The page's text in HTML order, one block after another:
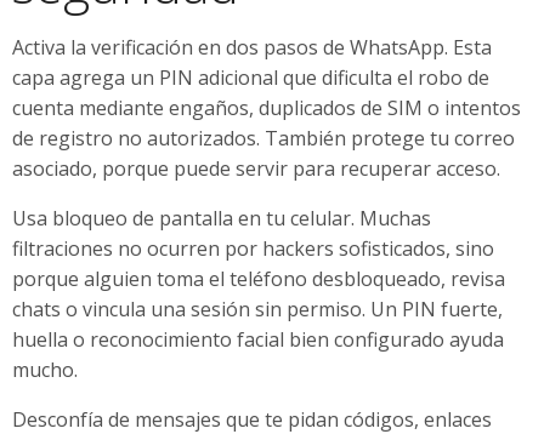
Activa la verificación en dos pasos de WhatsApp. Esta
capa agrega un PIN adicional que dificulta el robo de
cuenta mediante engaños, duplicados de SIM o intentos
de registro no autorizados. También protege tu correo
asociado, porque puede servir para recuperar acceso.
Usa bloqueo de pantalla en tu celular. Muchas
filtraciones no ocurren por hackers sofisticados, sino
porque alguien toma el teléfono desbloqueado, revisa
chats o vincula una sesión sin permiso. Un PIN fuerte,
huella o reconocimiento facial bien configurado ayuda
mucho.
Desconfía de mensajes que te pidan códigos, enlaces